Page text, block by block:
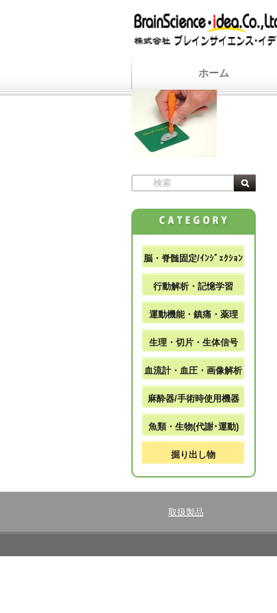
ホーム
脳・脊髄固定/ｲﾝｼﾞｪｸｼｮﾝ
行動解析・記憶学習
運動機能・鎮痛・薬理
生理・切片・生体信号
血流計・血圧・画像解析
麻酔器/手術時使用機器
魚類・生物(代謝･運動)
掘り出し物
取扱製品